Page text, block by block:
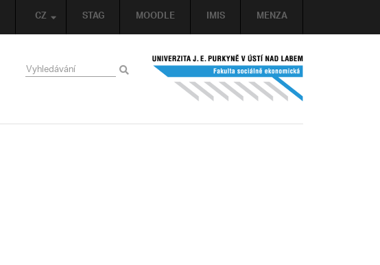
STAG MOODLE IMIS MENZA
CZ